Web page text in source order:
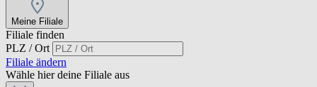
Meine Filiale
Filiale finden
PLZ / Ort
Filiale ändern
Wähle hier deine Filiale aus